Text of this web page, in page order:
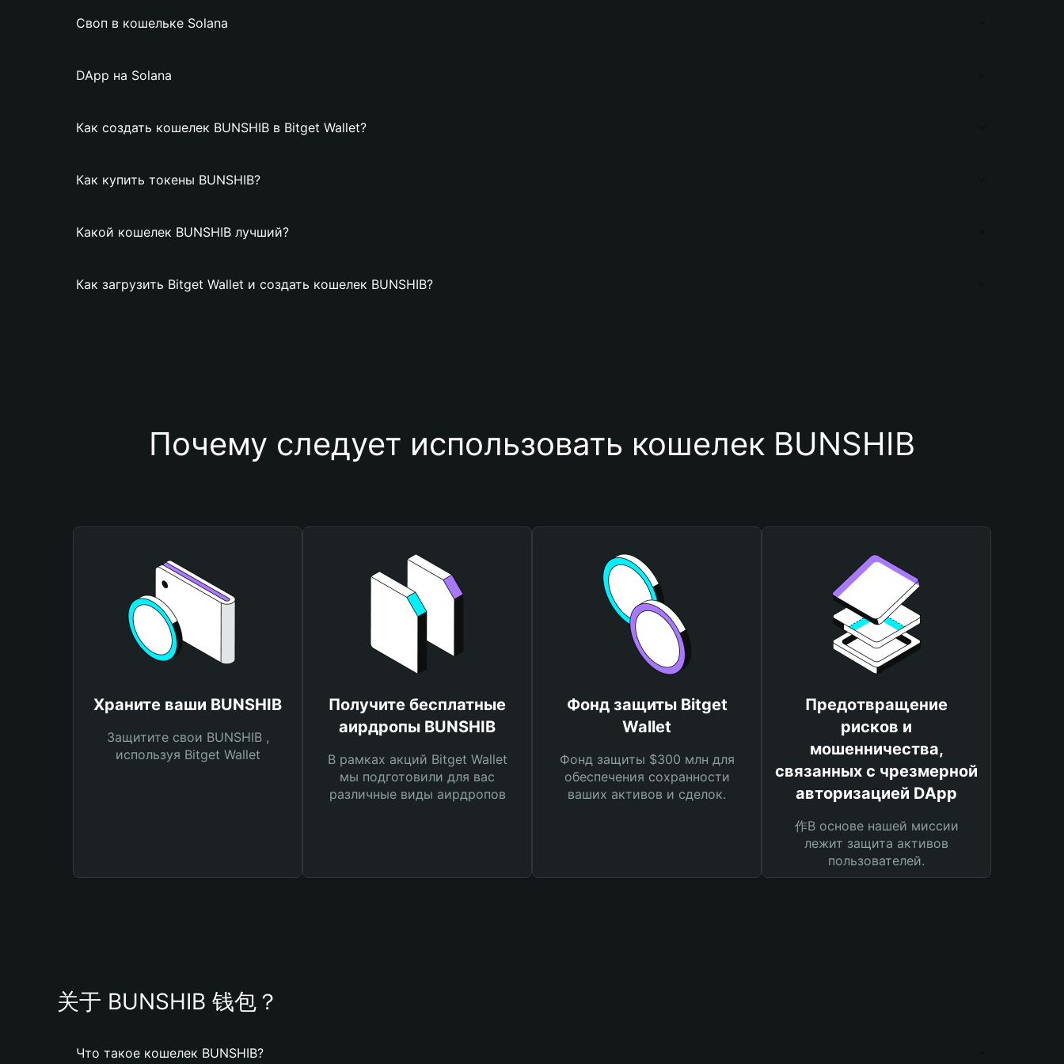
Своп в кошельке Solana
DApp на Solana
Как создать кошелек BUNSHIB в Bitget Wallet?
Как купить токены BUNSHIB?
Какой кошелек BUNSHIB лучший?
Как загрузить Bitget Wallet и создать кошелек BUNSHIB?
Почему следует использовать кошелек BUNSHIB
Храните ваши BUNSHIB
Защитите свои BUNSHIB ,
используя Bitget Wallet
Получите бесплатные
аирдропы BUNSHIB
В рамках акций Bitget Wallet
мы подготовили для вас
различные виды аирдропов
Фонд защиты Bitget
Wallet
Фонд защиты $300 млн для
обеспечения сохранности
ваших активов и сделок.
Предотвращение
рисков и
мошенничества,
связанных с чрезмерной
авторизацией DApp
作В основе нашей миссии
лежит защита активов
пользователей.
关于 BUNSHIB 钱包？
Что такое кошелек BUNSHIB?